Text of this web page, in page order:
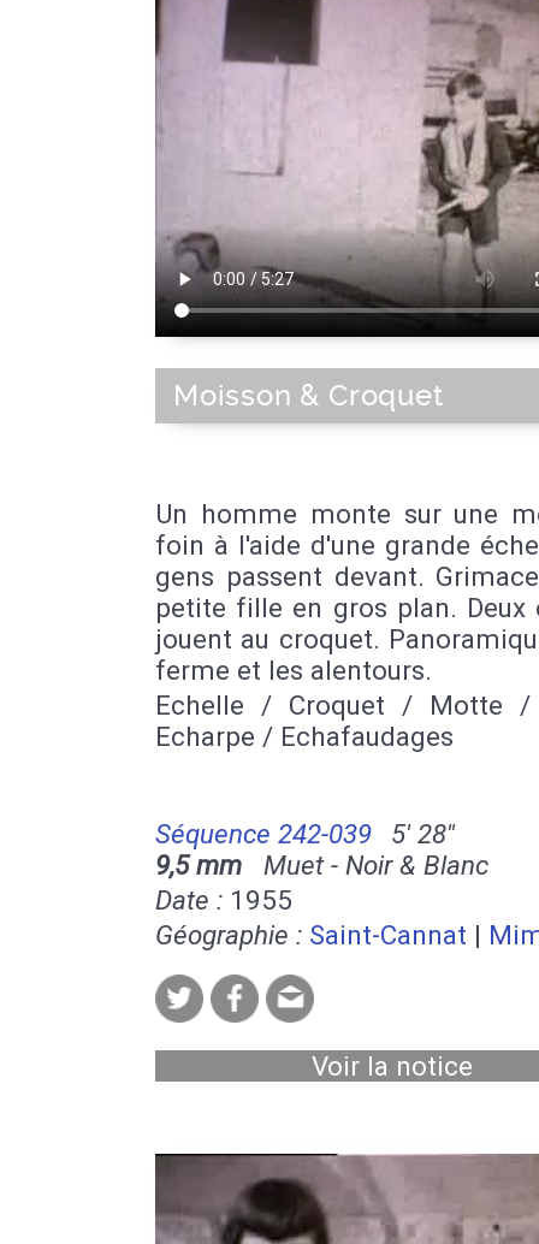
Moisson & Croquet
Un homme monte sur une
foin à l'aide d'une grande
gens passent devant.
petite fille en gros plan. Deux
jouent au croquet.
ferme et les alentours.
Echelle / Croquet / Motte
Echarpe / Echafaudages
Séquence 242-039
5' 28''
9,5 mm Muet - Noir & Blanc
Date : 1955
Géographie : Saint-Cannat |
Voir la notice